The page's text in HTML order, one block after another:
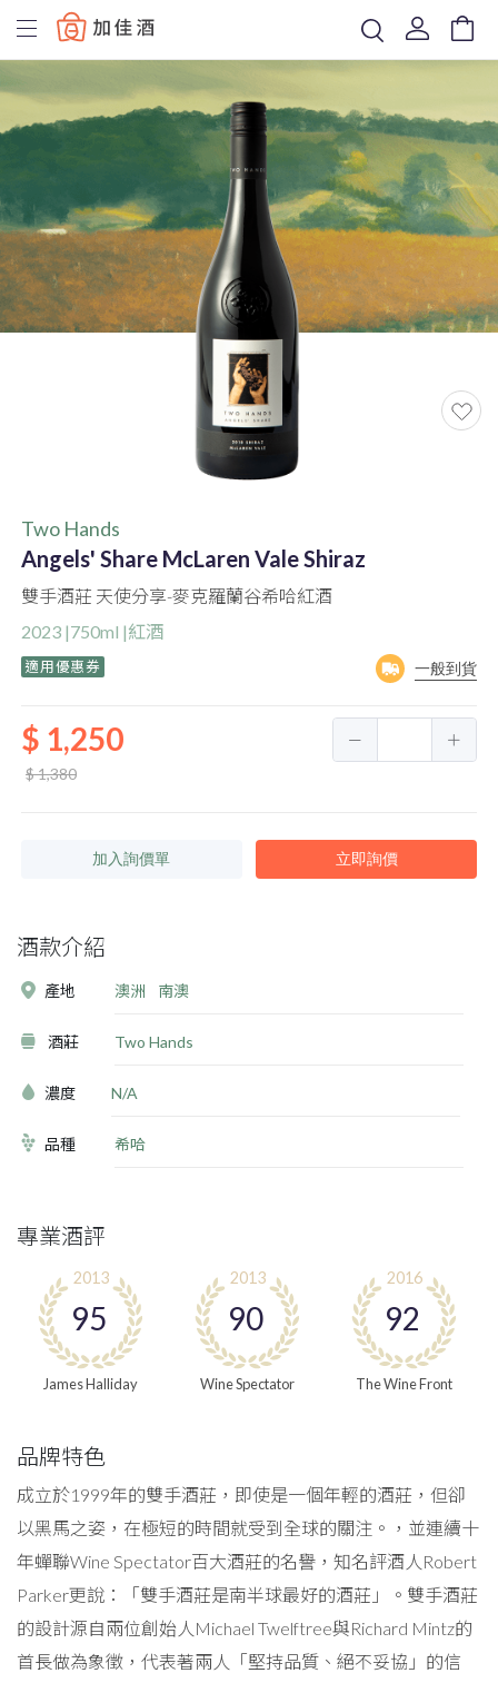
Baccus
Two Hands
Angels' Share McLaren Vale Shiraz
雙手酒莊 天使分享-麥克羅蘭谷希哈紅酒
2023 |750ml |紅酒
適用優惠券 一般到貨
$ 1,250
$ 1,380
加入詢價單 立即詢價
酒款介紹
產地 澳洲 南澳
酒莊 Two Hands
濃度 N/A
品種 希哈
專業酒評
2013
95
James Halliday
2013
90
Wine Spectator
2016
92
The Wine Front
品牌特色
成立於1999年的雙手酒莊，即使是一個年輕的酒莊，但卻
以黑馬之姿，在極短的時間就受到全球的關注。，並連續十
年蟬聯Wine Spectator百大酒莊的名譽，知名評酒人Robert
Parker更說：「雙手酒莊是南半球最好的酒莊」。雙手酒莊
的設計源自兩位創始人Michael Twelftree與Richard Mintz的
首長做為象徵，代表著兩人「堅持品質、絕不妥協」的信